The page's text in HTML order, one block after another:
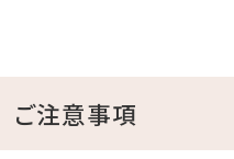
ご注意事項